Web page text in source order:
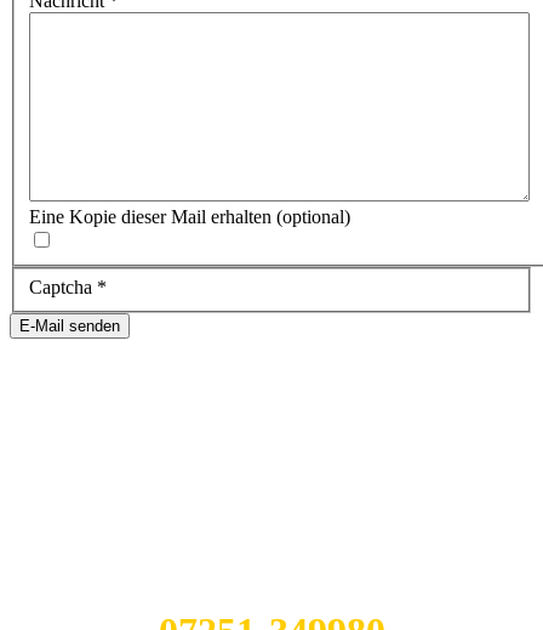
Eine Kopie dieser Mail erhalten (optional)
Captcha *
E-Mail senden